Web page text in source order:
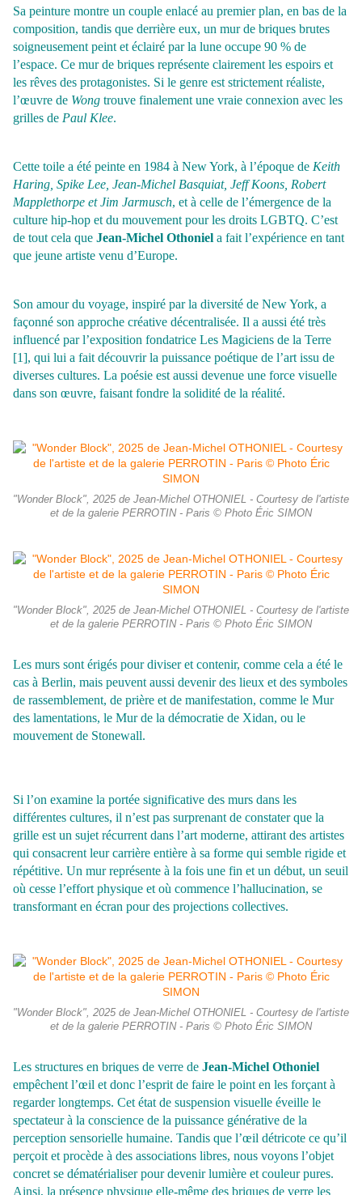
Sa peinture montre un couple enlacé au premier plan, en bas de la
composition, tandis que derrière eux, un mur de briques brutes
soigneusement peint et éclairé par la lune occupe 90 % de
l’espace. Ce mur de briques représente clairement les espoirs et
les rêves des protagonistes. Si le genre est strictement réaliste,
l’œuvre de Wong trouve finalement une vraie connexion avec les
grilles de Paul Klee.
Cette toile a été peinte en 1984 à New York, à l’époque de Keith
Haring, Spike Lee, Jean-Michel Basquiat, Jeff Koons, Robert
Mapplethorpe et Jim Jarmusch, et à celle de l’émergence de la
culture hip-hop et du mouvement pour les droits LGBTQ. C’est
de tout cela que Jean-Michel Othoniel a fait l’expérience en tant
que jeune artiste venu d’Europe.
Son amour du voyage, inspiré par la diversité de New York, a
façonné son approche créative décentralisée. Il a aussi été très
influencé par l’exposition fondatrice Les Magiciens de la Terre
[1], qui lui a fait découvrir la puissance poétique de l’art issu de
diverses cultures. La poésie est aussi devenue une force visuelle
dans son œuvre, faisant fondre la solidité de la réalité.
"Wonder Block", 2025 de Jean-Michel OTHONIEL - Courtesy de l'artiste
et de la galerie PERROTIN - Paris © Photo Éric SIMON
"Wonder Block", 2025 de Jean-Michel OTHONIEL - Courtesy de l'artiste
et de la galerie PERROTIN - Paris © Photo Éric SIMON
Les murs sont érigés pour diviser et contenir, comme cela a été le
cas à Berlin, mais peuvent aussi devenir des lieux et des symboles
de rassemblement, de prière et de manifestation, comme le Mur
des lamentations, le Mur de la démocratie de Xidan, ou le
mouvement de Stonewall.
Si l’on examine la portée significative des murs dans les
différentes cultures, il n’est pas surprenant de constater que la
grille est un sujet récurrent dans l’art moderne, attirant des artistes
qui consacrent leur carrière entière à sa forme qui semble rigide et
répétitive. Un mur représente à la fois une fin et un début, un seuil
où cesse l’effort physique et où commence l’hallucination, se
transformant en écran pour des projections collectives.
"Wonder Block", 2025 de Jean-Michel OTHONIEL - Courtesy de l'artiste
et de la galerie PERROTIN - Paris © Photo Éric SIMON
Les structures en briques de verre de Jean-Michel Othoniel
empêchent l’œil et donc l’esprit de faire le point en les forçant à
regarder longtemps. Cet état de suspension visuelle éveille le
spectateur à la conscience de la puissance générative de la
perception sensorielle humaine. Tandis que l’œil détricote ce qu’il
perçoit et procède à des associations libres, nous voyons l’objet
concret se dématérialiser pour devenir lumière et couleur pures.
Ainsi, la présence physique elle-même des briques de verre les